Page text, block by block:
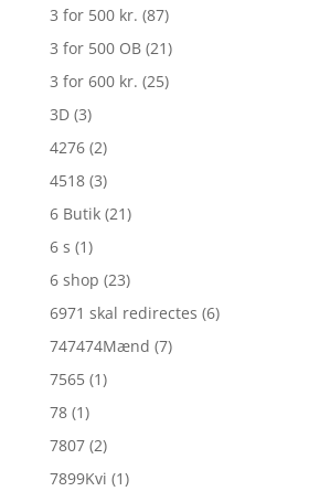
3 for 500 kr. (87)
3 for 500 OB (21)
3 for 600 kr. (25)
3D (3)
4276 (2)
4518 (3)
6 Butik (21)
6 s (1)
6 shop (23)
6971 skal redirectes (6)
747474Mænd (7)
7565 (1)
78 (1)
7807 (2)
7899Kvi (1)